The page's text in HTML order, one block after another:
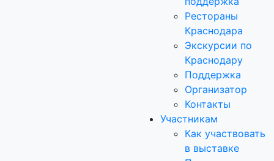
Рестораны
Краснодара
Экскурсии по
Краснодару
Поддержка
Организатор
Контакты
Участникам
Как участвовать
в выставке